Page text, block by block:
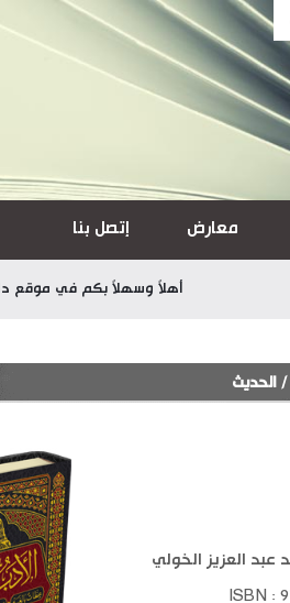
معارض إتصل بنا
أهلاً وسهلاً بكم في موقع دار ابن
/ الحديث
عبد العزيز الخولي
$ 40.00